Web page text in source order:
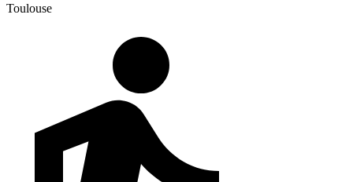
Toulouse